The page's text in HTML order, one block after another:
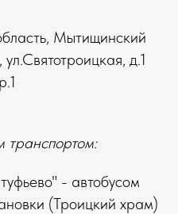
Мытищинский
д.1
- автобусом
(Троицкий храм)